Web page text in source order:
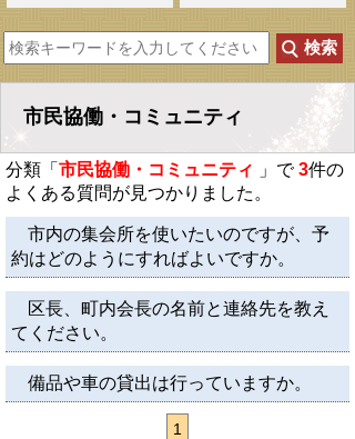
市民協働・コミュニティ
分類「 市民協働・コミュニティ 」で3件の
よくある質問が見つかりました。
市内の集会所を使いたいのですが、予
約はどのようにすればよいですか。
区長、町内会長の名前と連絡先を教え
てください。
備品や車の貸出は行っていますか。
1